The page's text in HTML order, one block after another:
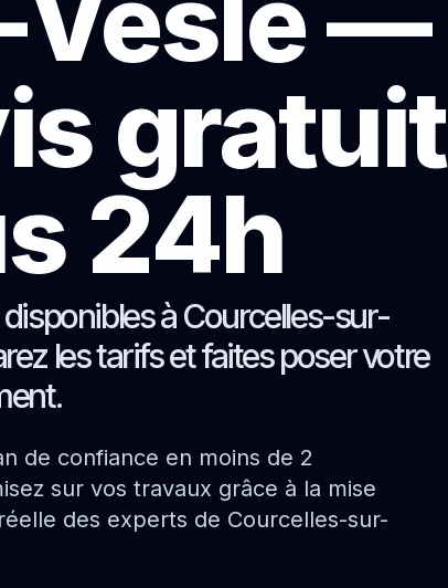
gratuit
24h
à Courcelles-sur-
les tarifs et faites poser votre
de confiance en moins de 2
sur vos travaux grâce à la mise
des experts de Courcelles-sur-